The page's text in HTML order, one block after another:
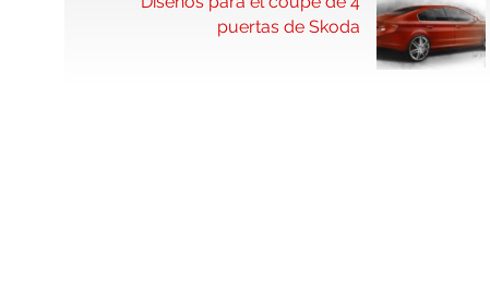
puertas de Skoda